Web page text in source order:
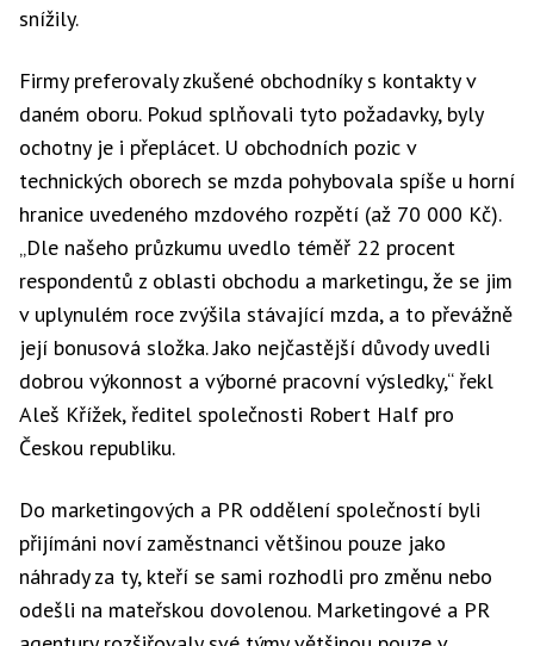
snížily.
Firmy preferovaly zkušené obchodníky s kontakty v
daném oboru. Pokud splňovali tyto požadavky, byly
ochotny je i přeplácet. U obchodních pozic v
technických oborech se mzda pohybovala spíše u horní
hranice uvedeného mzdového rozpětí (až 70 000 Kč).
„Dle našeho průzkumu uvedlo téměř 22 procent
respondentů z oblasti obchodu a marketingu, že se jim
v uplynulém roce zvýšila stávající mzda, a to převážně
její bonusová složka. Jako nejčastější důvody uvedli
dobrou výkonnost a výborné pracovní výsledky,“ řekl
Aleš Křížek, ředitel společnosti Robert Half pro
Českou republiku.
Do marketingových a PR oddělení společností byli
přijímáni noví zaměstnanci většinou pouze jako
náhrady za ty, kteří se sami rozhodli pro změnu nebo
odešli na mateřskou dovolenou. Marketingové a PR